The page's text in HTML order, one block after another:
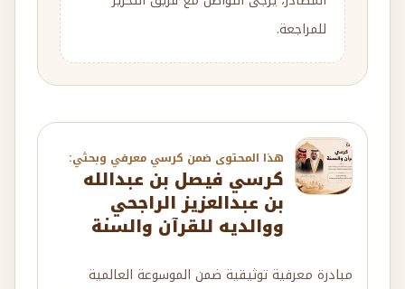
كرسي فيصل بن عبدالله
بن عبدالعزيز الراجحي
ووالديه للقرآن والسنة
مبادرة معرفية توثيقية ضمن الموسوعة العالمية
بالمعرفة الإنسانية والإنجا...